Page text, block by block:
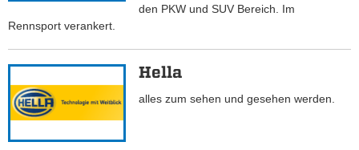
den PKW und SUV Bereich. Im
Rennsport verankert.
Hella
alles zum sehen und gesehen werden.